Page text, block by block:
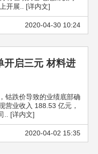
开展.. [详内文]
2020-04-30 10:24
开启三元 材料进
钴跌价导致的业绩底部确
营业收入 188.53 亿元，
.. [详内文]
2020-04-02 15:35